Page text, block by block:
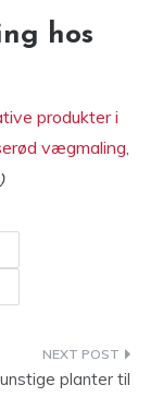
hos
produkter i
vægmaling,
planter til